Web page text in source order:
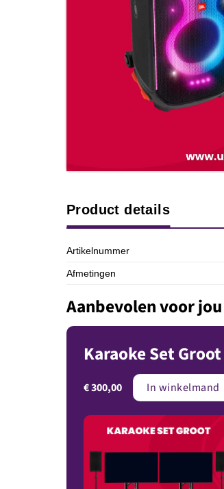
Product details
Artikelnummer
Afmetingen
Aanbevolen voor jou
Karaoke Set Groot
€300,00 In winkelmand